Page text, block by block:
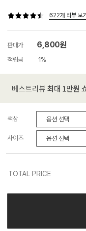
622개 리뷰 보기
판매가 6,800원
적립금 1%
색상
사이즈
TOTAL PRICE